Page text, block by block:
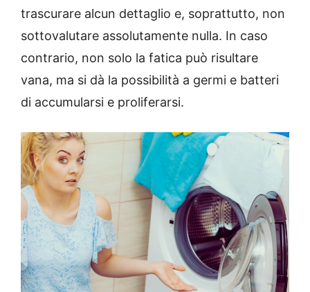
trascurare alcun dettaglio e, soprattutto, non
sottovalutare assolutamente nulla. In caso
contrario, non solo la fatica può risultare
vana, ma si dà la possibilità a germi e batteri
di accumularsi e proliferarsi.